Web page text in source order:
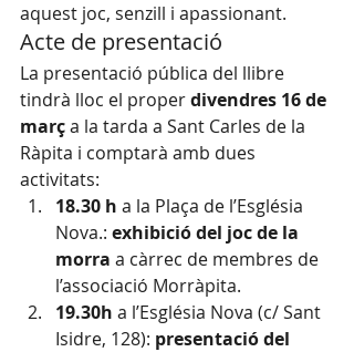
aquest joc, senzill i apassionant.
Acte de presentació
La presentació pública del llibre
tindrà lloc el proper divendres 16 de
març a la tarda a Sant Carles de la
Ràpita i comptarà amb dues
activitats:
18.30 h a la Plaça de l’Església
Nova.: exhibició del joc de la
morra a càrrec de membres de
l’associació Morràpita.
19.30h a l’Església Nova (c/ Sant
Isidre, 128): presentació del